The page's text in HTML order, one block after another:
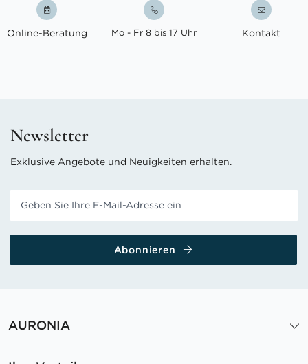
Online-Beratung Mo - Fr 8 bis 17 Uhr Kontakt
Newsletter
Exklusive Angebote und Neuigkeiten erhalten.
Abonnieren
AURONIA